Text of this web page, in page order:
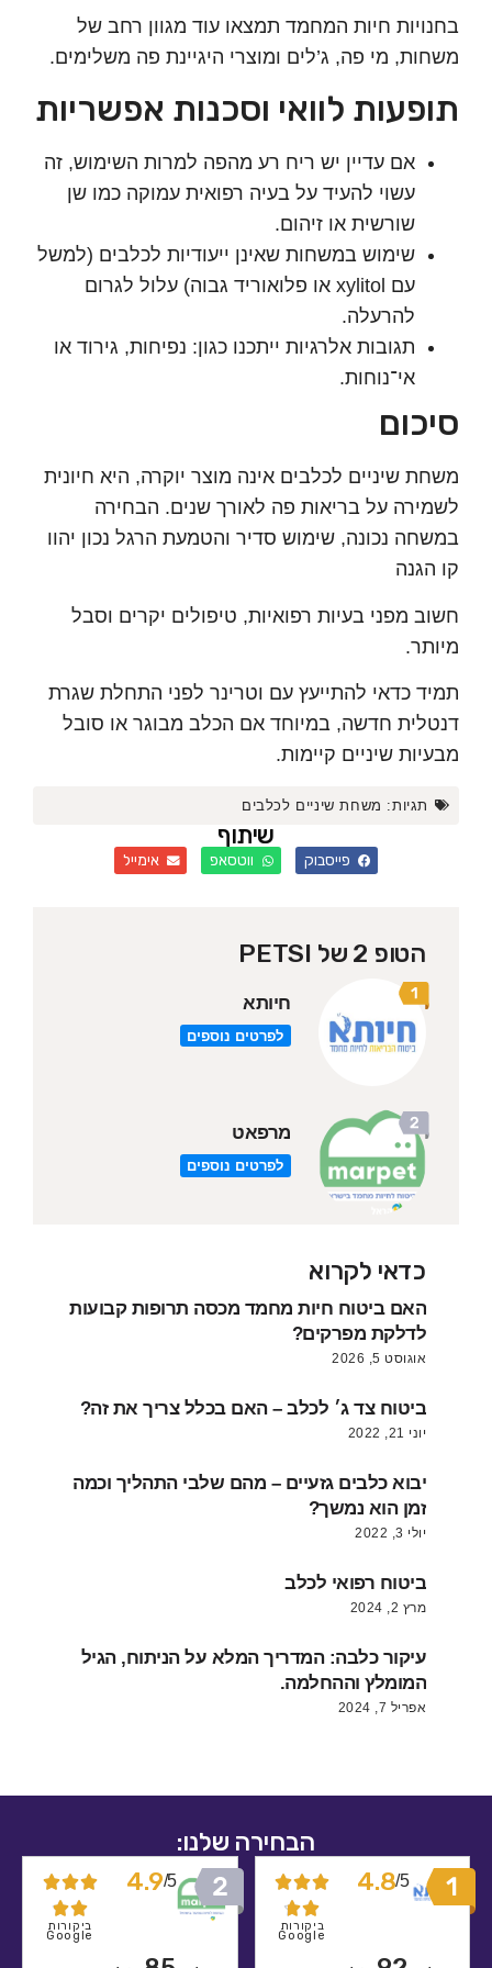
חיות המחמד תמצאו עוד מגוון רחב של
מי פה, ג’לים ומוצרי היגיינת פה משלימים.
לוואי וסכנות אפשריות
אם עדיין יש ריח רע מהפה למרות השימוש, זה
עשוי להעיד על בעיה רפואית עמוקה כמו שן
שורשית או זיהום.
שימוש במשחות שאינן ייעודיות לכלבים (למשל
עם xylitol או פלואוריד גבוה) עלול לגרום
להרעלה.
תגובות אלרגיות ייתכנו כגון: נפיחות, גירוד או
אי־נוחות.
שיניים לכלבים אינה מוצר יוקרה, היא חיונית
על בריאות פה לאורך שנים. הבחירה
נכונה, שימוש סדיר והטמעת הרגל נכון יהוו
מפני בעיות רפואיות, טיפולים יקרים וסבל
כדאי להתייעץ עם וטרינר לפני התחלת שגרת
חדשה, במיוחד אם הכלב מבוגר או סובל
שיניים קיימות.
משחת שיניים לכלבים
ווטסאפ אימייל
לפרטים נוספים
מרפאט
לפרטים נוספים
כדאי לקרוא
האם ביטוח חיות מחמד מכסה תרופות קבועות
לדלקת מפרקים?
ביטוח צד ג׳ לכלב – האם בכלל צריך את זה?
יבוא כלבים גזעיים – מהם שלבי התהליך וכמה
זמן הוא נמשך?
ביטוח רפואי לכלב
עיקור כלבה: המדריך המלא על הניתוח, הגיל
המומלץ וההחלמה.
הבחירה שלנו:
4.8



4.9

